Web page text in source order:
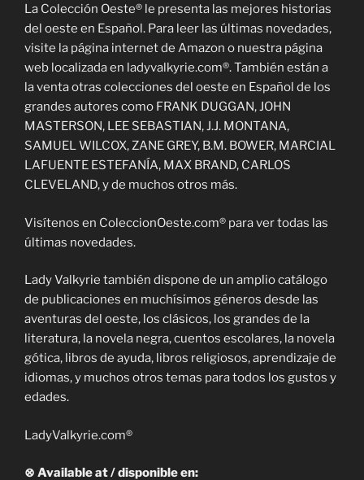
La Colección Oeste® le presenta las mejores historias
del oeste en Español. Para leer las últimas novedades,
visite la página internet de Amazon o nuestra página
web localizada en ladyvalkyrie.com®. También están a
la venta otras colecciones del oeste en Español de los
grandes autores como FRANK DUGGAN, JOHN
MASTERSON, LEE SEBASTIAN, J.J. MONTANA,
SAMUEL WILCOX, ZANE GREY, B.M. BOWER, MARCIAL
LAFUENTE ESTEFANÍA, MAX BRAND, CARLOS
CLEVELAND, y de muchos otros más.
Visítenos en ColeccionOeste.com® para ver todas las
últimas novedades.
Lady Valkyrie también dispone de un amplio catálogo
de publicaciones en muchísimos géneros desde las
aventuras del oeste, los clásicos, los grandes de la
literatura, la novela negra, cuentos escolares, la novela
gótica, libros de ayuda, libros religiosos, aprendizaje de
idiomas, y muchos otros temas para todos los gustos y
edades.
LadyValkyrie.com®
⊗ Available at / disponible en: